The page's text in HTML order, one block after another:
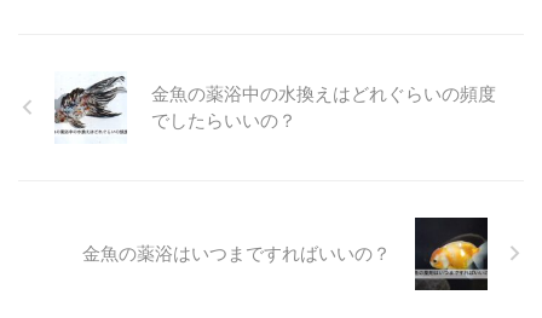
す。金魚の飼育を10年以上して
おり、金魚のふるさと奈良県大和
郡山市より金魚マイスターの認定
を受けています。 さて、水中で
とがわかります。それは、浮き袋
という器官を持っているからで
見られないような超高速の動き
慌てて振り払うといったような感
じです。 女性なんかは半ばパニ
ック状態のような動きになります
よね。 それの10倍ぐらいの勢い
金魚の薬浴中の水換えはどれぐらいの頻度
でしたらいいの？
金魚の薬浴はいつまですればいいの？